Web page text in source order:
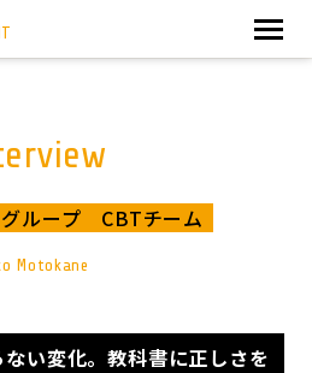
ループ CBTチーム
Motokane
ない変化。教科書に正しさを